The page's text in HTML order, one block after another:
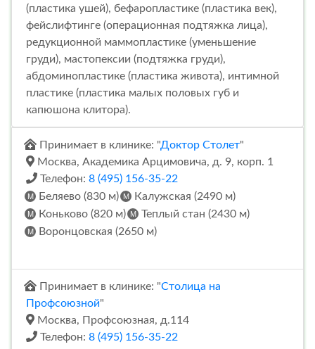
(пластика ушей), бефаропластике (пластика век),
фейслифтинге (операционная подтяжка лица),
редукционной маммопластике (уменьшение
груди), мастопексии (подтяжка груди),
абдоминопластике (пластика живота), интимной
пластике (пластика малых половых губ и
капюшона клитора).
Принимает в клинике: "Доктор Столет"
Москва, Академика Арцимовича, д. 9, корп. 1
Телефон: 8 (495) 156-35-22
Беляево (830 м)
Калужская (2490 м)
Коньково (820 м)
Теплый стан (2430 м)
Воронцовская (2650 м)
Принимает в клинике: "Столица на
Профсоюзной"
Москва, Профсоюзная, д.114
Телефон: 8 (495) 156-35-22